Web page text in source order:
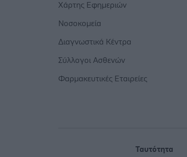
Χάρτης Εφημεριών
Νοσοκομεία
Διαγνωστικά Κέντρα
Σύλλογοι Ασθενών
Φαρμακευτικές Εταιρείες
Ταυτότητα